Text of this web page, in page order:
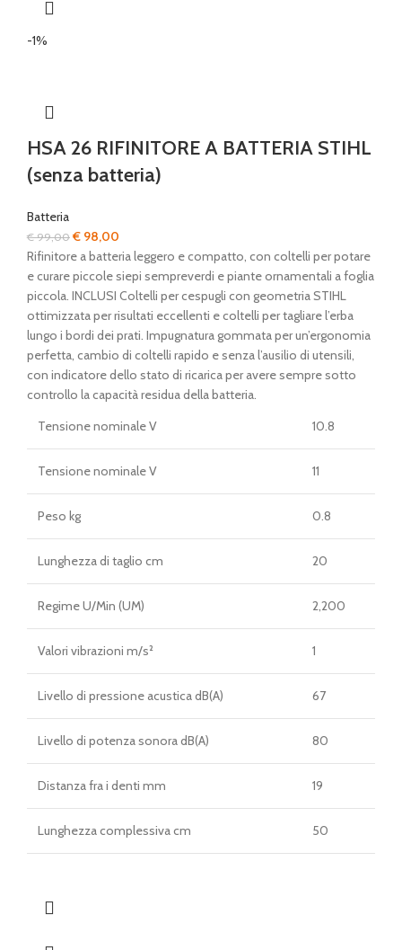
-1%
HSA 26 RIFINITORE A BATTERIA STIHL
(senza batteria)
Batteria
€99,00Il
prezzo
originale
era:
€ 99,00.
€ 98,00
prezzo
attuale
è:
€ 98,00.
Rifinitore a batteria leggero e compatto, con coltelli per potare
e curare piccole siepi sempreverdi e piante ornamentali a foglia
piccola. INCLUSI Coltelli per cespugli con geometria STIHL
ottimizzata per risultati eccellenti e coltelli per tagliare l’erba
lungo i bordi dei prati. Impugnatura gommata per un’ergonomia
perfetta, cambio di coltelli rapido e senza l’ausilio di utensili,
con indicatore dello stato di ricarica per avere sempre sotto
controllo la capacità residua della batteria.
Tensione nominale V
10.8
Tensione nominale V 11
Peso kg 0.8
Lunghezza di taglio cm 20
Regime U/Min (UM) 2,200
Valori vibrazioni m/s² 1
Livello di pressione acustica dB(A) 67
Livello di potenza sonora dB(A) 80
Distanza fra i denti mm 19
Lunghezza complessiva cm 50